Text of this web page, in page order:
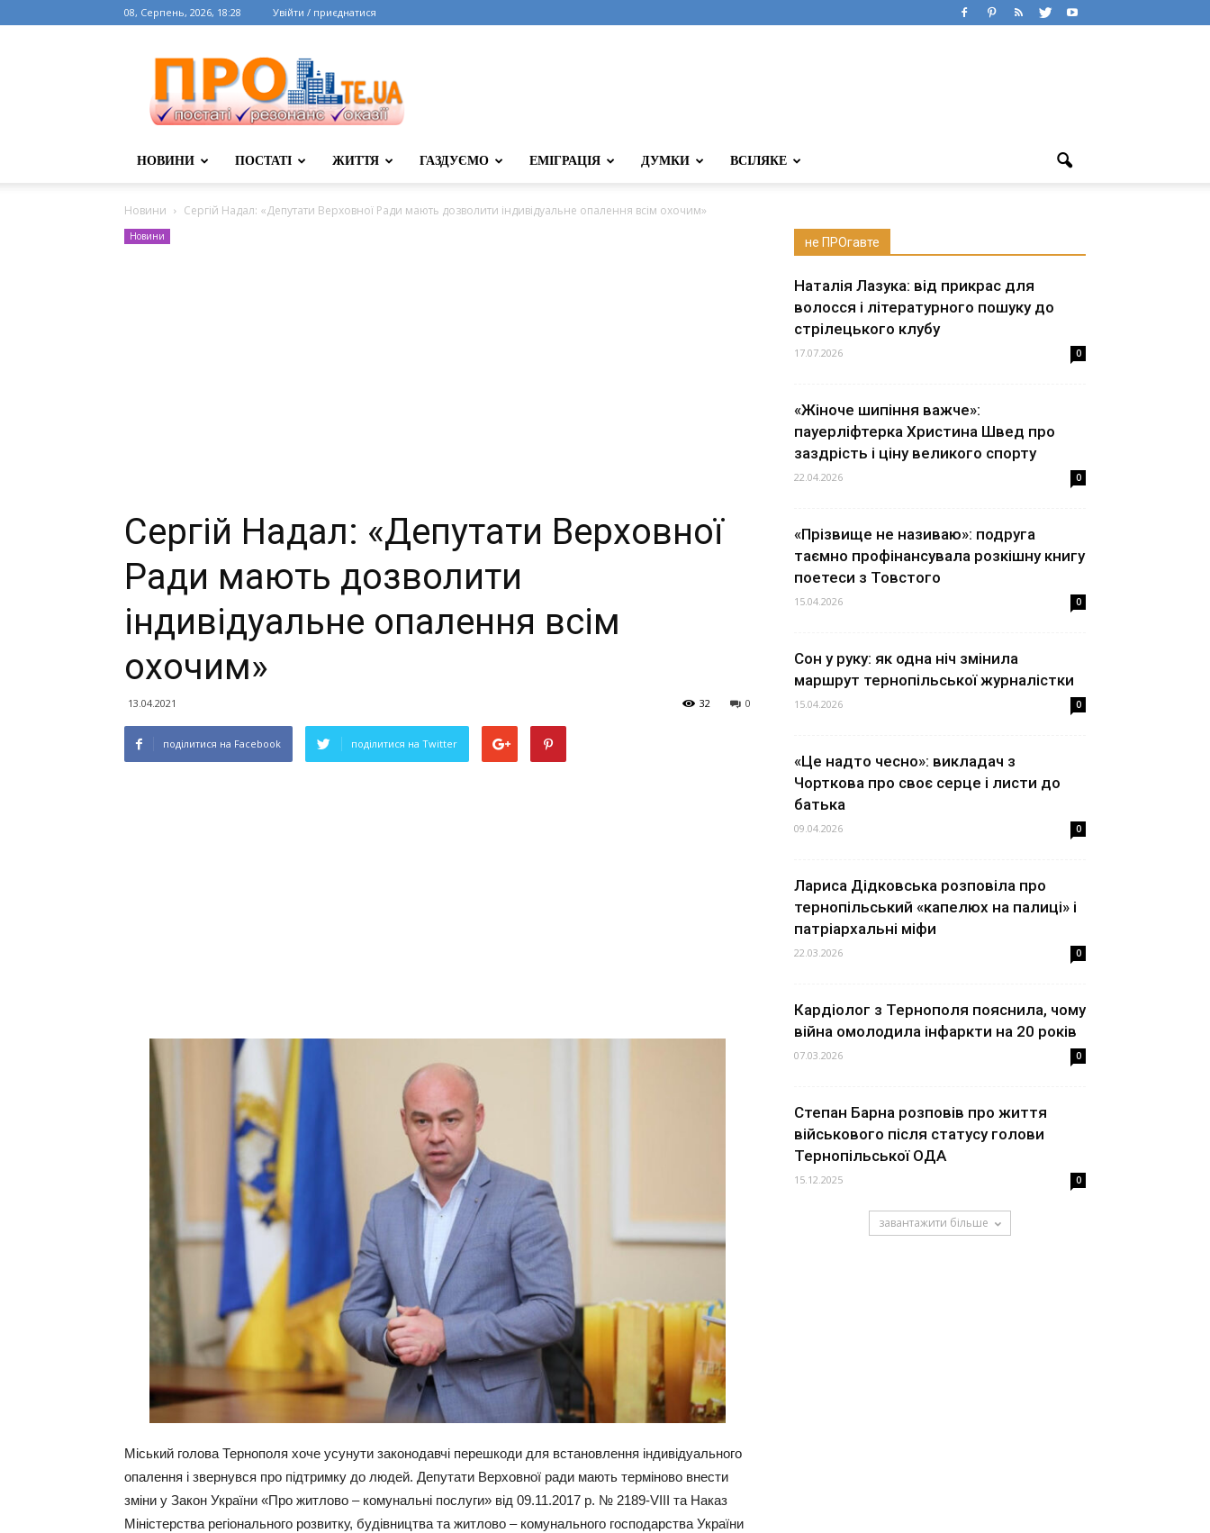
08, Серпень, 2026, 18:28 Увійти / приєднатися
НОВИНИ ПОСТАТІ ЖИТТЯ ГАЗДУЄМО ЕМІГРАЦІЯ ДУМКИ ВСІЛЯКЕ
Новини Сергій Надал: «Депутати Верховної Ради мають дозволити індивідуальне опалення всім охочим»
Новини
Сергій Надал: «Депутати Верховної
Ради мають дозволити
індивідуальне опалення всім
охочим»
13.04.2021 0
32
поділитися на Facebook поділитися на Twitter
Міський голова Тернополя хоче усунути законодавчі перешкоди для встановлення індивідуального
опалення і звернувся про підтримку до людей. Депутати Верховної ради мають терміново внести
зміни у Закон України «Про житлово – комунальні послуги» від 09.11.2017 р. № 2189-VIII та Наказ
Міністерства регіонального розвитку, будівництва та житлово – комунального господарства України
не ПРОгавте
Наталія Лазука: від прикрас для
волосся і літературного пошуку до
стрілецького клубу
17.07.2026 0
«Жіноче шипіння важче»:
пауерліфтерка Христина Швед про
заздрість і ціну великого спорту
22.04.2026 0
«Прізвище не називаю»: подруга
таємно профінансувала розкішну книгу
поетеси з Товстого
15.04.2026 0
Сон у руку: як одна ніч змінила
маршрут тернопільської журналістки
15.04.2026 0
«Це надто чесно»: викладач з
Чорткова про своє серце і листи до
батька
09.04.2026 0
Лариса Дідковська розповіла про
тернопільський «капелюх на палиці» і
патріархальні міфи
22.03.2026 0
Кардіолог з Тернополя пояснила, чому
війна омолодила інфаркти на 20 років
07.03.2026 0
Степан Барна розповів про життя
військового після статусу голови
Тернопільської ОДА
15.12.2025 0
завантажити більше